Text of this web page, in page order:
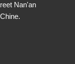
Nan'an